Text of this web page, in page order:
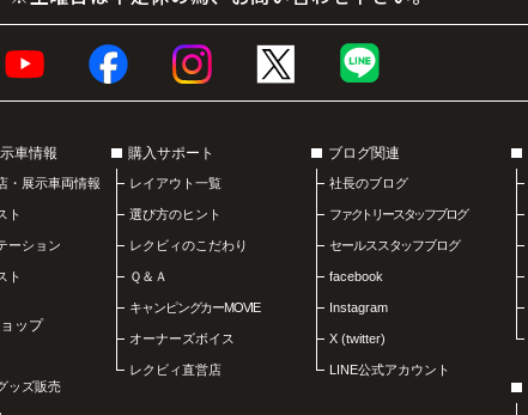
車情報
・展示車両情報
ト
ーション
ト
ップ
ッズ販売
購入サポート
レイアウト一覧
選び方のヒント
レクビィのこだわり
Ｑ＆Ａ
キャンピングカーMOVIE
オーナーズボイス
レクビィ直営店
ブログ関連
社長のブログ
ファクトリースタッフブログ
セールススタッフブログ
facebook
Instagram
X (twitter)
LINE公式アカウント